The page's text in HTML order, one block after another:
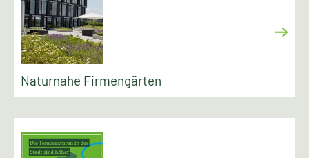
Naturnahe Firmengärten